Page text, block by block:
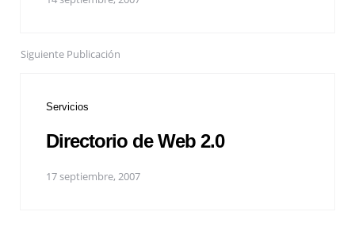
Siguiente Publicación
Servicios
Directorio de Web 2.0
17 septiembre, 2007